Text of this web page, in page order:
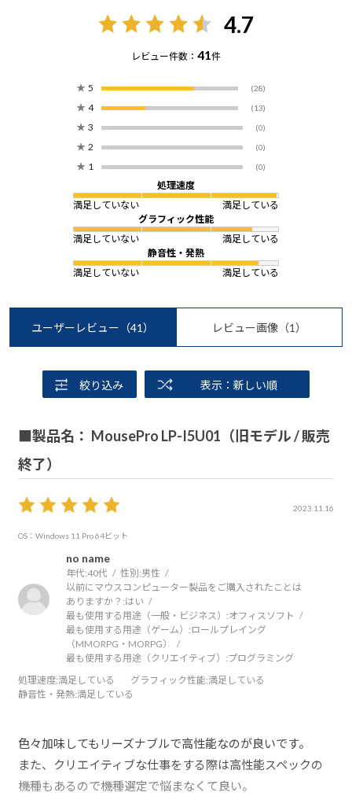
4.7
レビュー件数： 41件
★ 5 (28)
★ 4 (13)
★ 3 (0)
★ 2 (0)
★ 1 (0)
処理速度
満足していない
満足している
グラフィック性能
満足していない
満足している
静音性・発熱
満足していない
満足している
ユーザーレビュー （41） レビュー画像 （1）
絞り込み 表示：新しい順
■製品名： MousePro LP-I5U01（旧モデル / 販売
終了）
2023.11.16
OS：Windows 11 Pro 64ビット
no name
年代:40代 性別:男性
以前にマウスコンピューター製品をご購入されたことは
ありますか？:はい
最も使用する用途（一般・ビジネス）:オフィスソフト
最も使用する用途（ゲーム）:ロールプレイング
（MMORPG・MORPG）
最も使用する用途（クリエイティブ）:プログラミング
処理速度:満足している グラフィック性能:満足している
静音性・発熱:満足している
色々加味してもリーズナブルで高性能なのが良いです。
また、クリエイティブな仕事をする際は高性能スペックの
機種もあるので機種選定で悩まなくて良い。